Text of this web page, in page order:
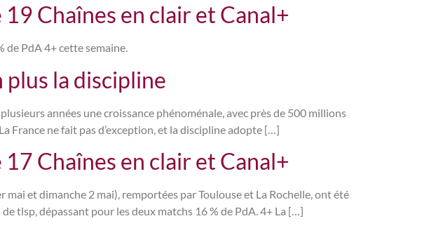
Chaînes en clair et Canal+
de PdA 4+ cette semaine.
la discipline
années une croissance phénoménale, avec près de 500 millions
France ne fait pas d’exception, et la discipline adopte […]
Chaînes en clair et Canal+
mai et dimanche 2 mai), remportées par Toulouse et La Rochelle, ont été
tlsp, dépassant pour les deux matchs 16 % de PdA. 4+ La […]